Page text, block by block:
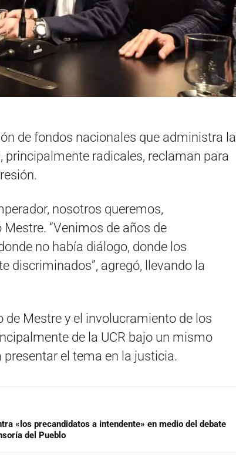
de fondos nacionales que administra la
principalmente radicales, reclaman para
nosotros queremos,
“Venimos de años de
no había diálogo, donde los
discriminados”, agregó, llevando la
de Mestre y el involucramiento de los
de la UCR bajo un mismo
el tema en la justicia.
«los precandidatos a intendente» en medio del debate
del Pueblo